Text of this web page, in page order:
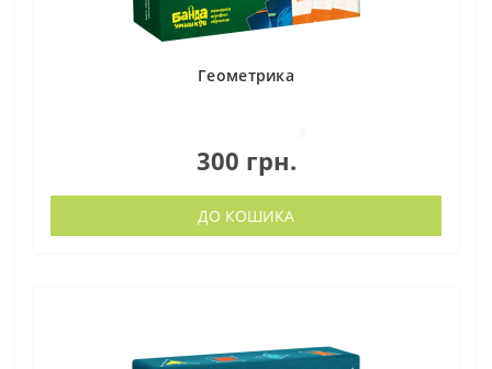
Геометрика
300 грн.
ДО КОШИКА